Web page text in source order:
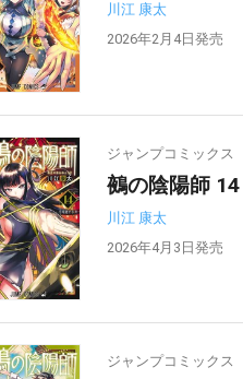
川江 康太
2026年2月4日発売
ジャンプコミックス
鵺の陰陽師 14
川江 康太
2026年4月3日発売
ジャンプコミックス